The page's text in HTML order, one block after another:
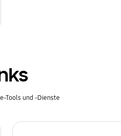
Tools und -Dienste